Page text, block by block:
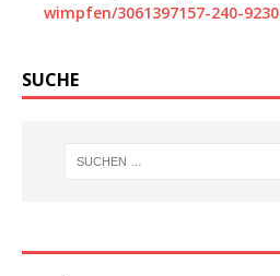
wimpfen/3061397157-240-9230
SUCHE